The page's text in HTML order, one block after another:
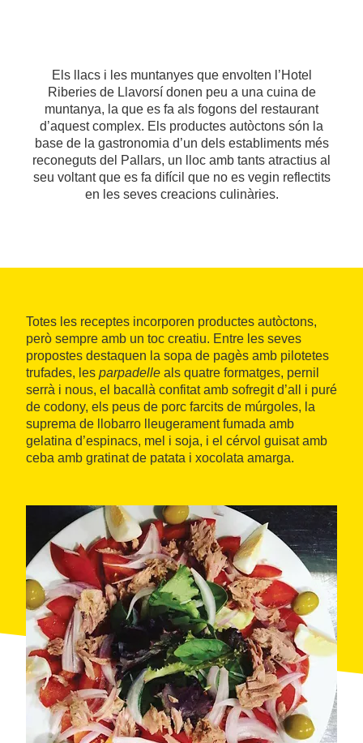
Els llacs i les muntanyes que envolten l’Hotel
Riberies de Llavorsí donen peu a una cuina de
muntanya, la que es fa als fogons del restaurant
d’aquest complex. Els productes autòctons són la
base de la gastronomia d’un dels establiments més
reconeguts del Pallars, un lloc amb tants atractius al
seu voltant que es fa difícil que no es vegin reflectits
en les seves creacions culinàries.
Totes les receptes incorporen productes autòctons,
però sempre amb un toc creatiu. Entre les seves
propostes destaquen la sopa de pagès amb pilotetes
trufades, les parpadelle als quatre formatges, pernil
serrà i nous, el bacallà confitat amb sofregit d’all i puré
de codony, els peus de porc farcits de múrgoles, la
suprema de llobarro lleugerament fumada amb
gelatina d’espinacs, mel i soja, i el cérvol guisat amb
ceba amb gratinat de patata i xocolata amarga.